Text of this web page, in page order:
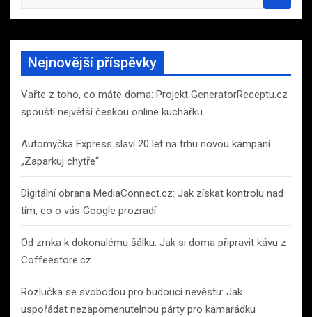
a
r
h
Nejnovější příspěvky
Vařte z toho, co máte doma: Projekt GeneratorReceptu.cz
spouští největší českou online kuchařku
Automyčka Express slaví 20 let na trhu novou kampaní
„Zaparkuj chytře“
Digitální obrana MediaConnect.cz: Jak získat kontrolu nad
tím, co o vás Google prozradí
Od zrnka k dokonalému šálku: Jak si doma připravit kávu z
Coffeestore.cz
Rozlučka se svobodou pro budoucí nevěstu: Jak
uspořádat nezapomenutelnou párty pro kamarádku